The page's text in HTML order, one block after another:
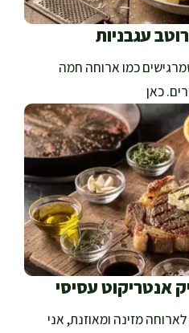
עגבניות
כמו ארוחה חמה
כאן
אנטריקוט עסיסי
מזינה ומאוזנת, אני